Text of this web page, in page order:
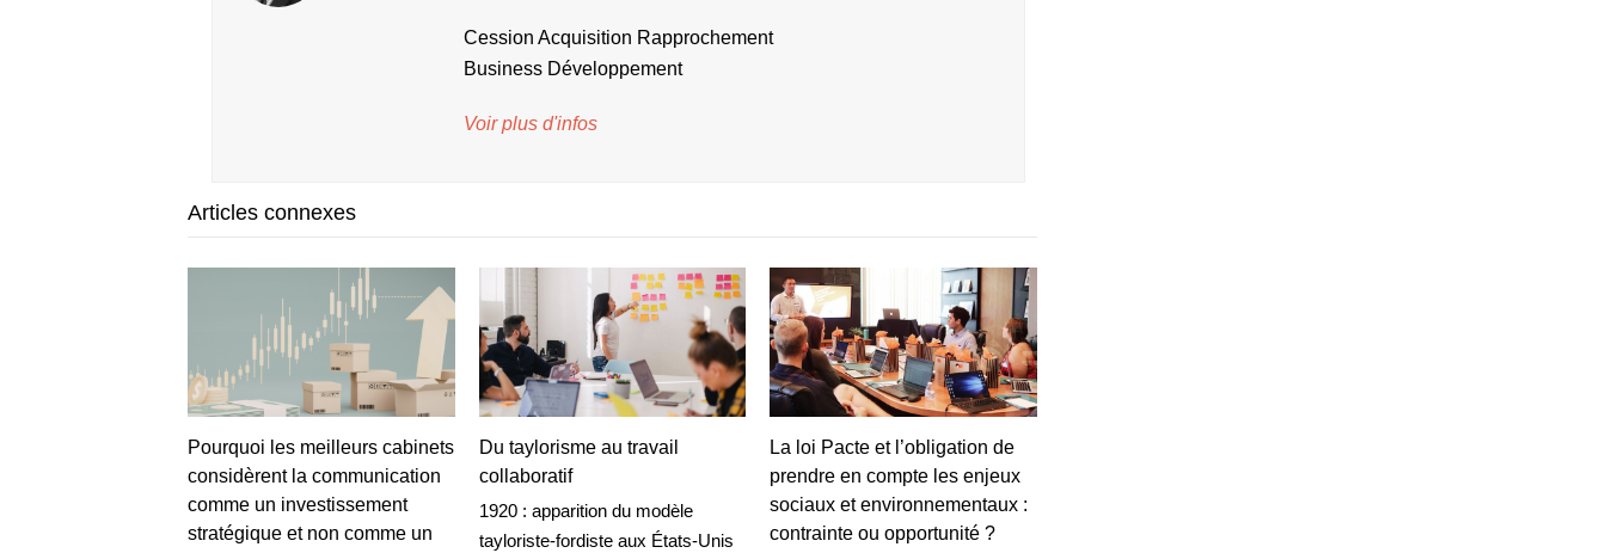
Cession Acquisition Rapprochement
Business Développement
Voir plus d'infos
Articles connexes
Pourquoi les meilleurs cabinets
considèrent la communication
comme un investissement
stratégique et non comme un
Du taylorisme au travail
collaboratif
1920 : apparition du modèle
tayloriste-fordiste aux États-Unis
La loi Pacte et l’obligation de
prendre en compte les enjeux
sociaux et environnementaux :
contrainte ou opportunité ?